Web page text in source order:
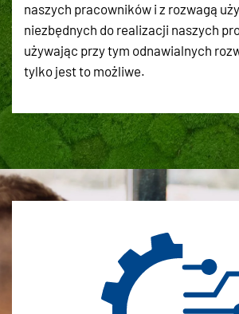
naszych pracowników i z rozwagą
niezbędnych do realizacji naszych
używając przy tym odnawialnych
tylko jest to możliwe.